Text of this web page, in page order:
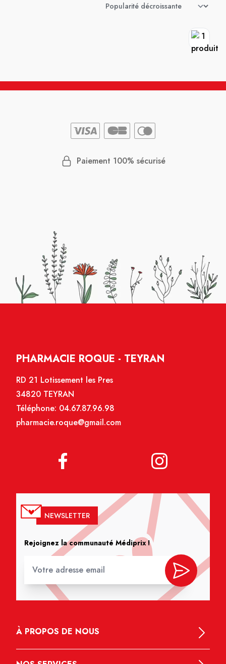
Paiement 100% sécurisé
PHARMACIE ROQUE - TEYRAN
RD 21 Lotissement les Pres
34820 TEYRAN
Téléphone: 04.67.87.96.98
pharmacie.roque@gmail.com
NEWSLETTER
Rejoignez la communauté Médiprix !
À PROPOS DE NOUS